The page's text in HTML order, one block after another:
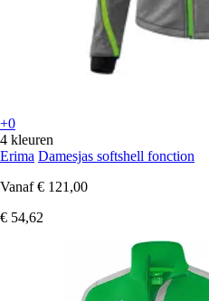
+0
4 kleuren
Erima Damesjas softshell fonction
Vanaf € 121,00
€ 54,62